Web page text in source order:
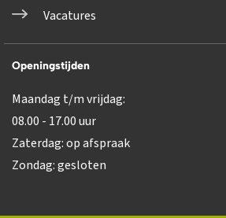
Vacatures
Openingstijden
Maandag t/m vrijdag:
08.00 - 17.00 uur
Zaterdag: op afspraak
Zondag: gesloten